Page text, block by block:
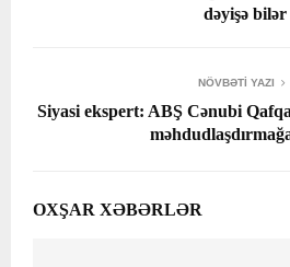
dəyişə bilər
NÖVBƏTI YAZI
Siyasi ekspert: ABŞ Cənubi
OXŞAR XƏBƏRLƏR